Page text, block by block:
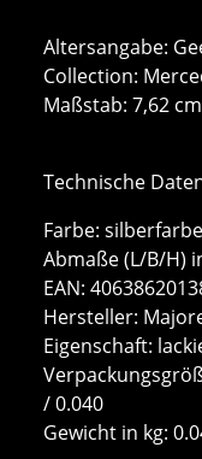
Altersangabe:
Collection:
Maßstab: 7,62
Technische
Farbe:
Abmaße (L/B/H)
EAN:
Hersteller:
Eigenschaft:
/ 0.040
Gewicht in kg: